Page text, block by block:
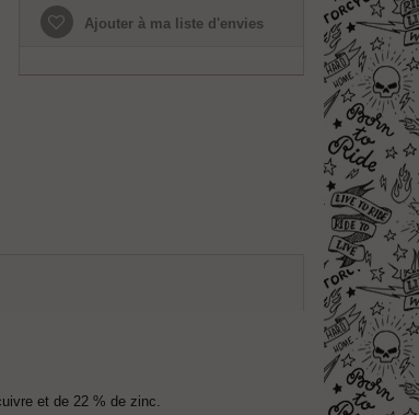
Ajouter à ma liste d'envies
et de 22 % de zinc.